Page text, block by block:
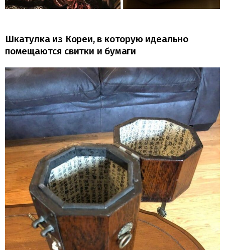
Шкатулка из Кореи, в которую идеально
помещаются свитки и бумаги